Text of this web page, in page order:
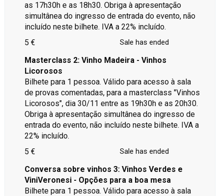
as 17h30h e as 18h30. Obriga à apresentação
simultânea do ingresso de entrada do evento, não
incluído neste bilhete. IVA a 22% incluído.
5 €
Sale has ended
Masterclass 2: Vinho Madeira - Vinhos
Licorosos
Bilhete para 1 pessoa. Válido para acesso à sala
de provas comentadas, para a masterclass "Vinhos
Licorosos", dia 30/11 entre as 19h30h e as 20h30.
Obriga à apresentação simultânea do ingresso de
entrada do evento, não incluído neste bilhete. IVA a
22% incluído.
5 €
Sale has ended
Conversa sobre vinhos 3: Vinhos Verdes e
ViniVeronesi - Opções para a boa mesa
Bilhete para 1 pessoa. Válido para acesso à sala